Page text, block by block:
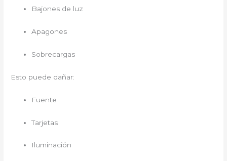
Bajones de luz
Apagones
Sobrecargas
Esto puede dañar:
Fuente
Tarjetas
Iluminación